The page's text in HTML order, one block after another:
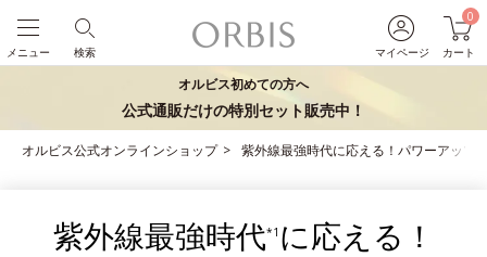
マイページ
0
カート
検索
メニュー
オルビス初めての方へ
公式通販だけの特別セット販売中！
オルビス公式オンラインショップ 紫外線最強時代に応える！パワーアップ
紫外線最強時代*1 に応える！